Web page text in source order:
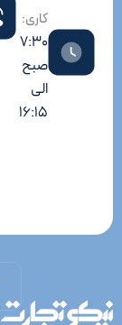
کاری:
7:30
صبح
الی
16:15